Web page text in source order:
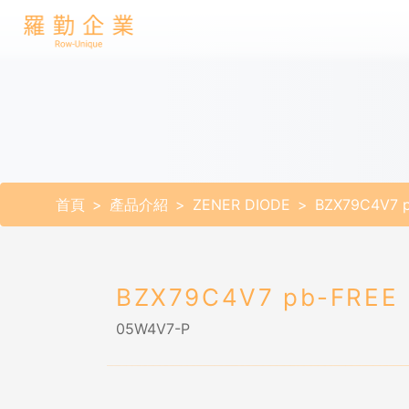
首頁 產品介紹 ZENER DIODE BZX79C4V7
BZX79C4V7 pb-FREE
05W4V7-P